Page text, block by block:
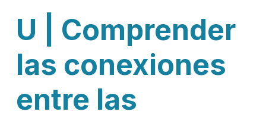
U | Comprender
las conexiones
entre las